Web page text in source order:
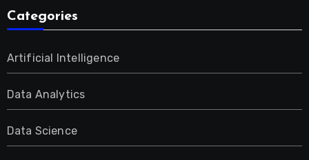
Categories
Artificial Intelligence
Data Analytics
Data Science